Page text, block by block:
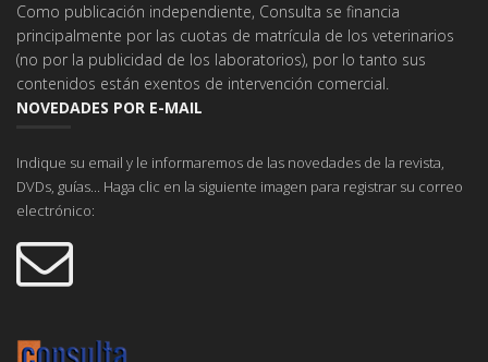
Como publicación independiente, Consulta se financia
principalmente por las cuotas de matrícula de los veterinarios
(no por la publicidad de los laboratorios), por lo tanto sus
contenidos están exentos de intervención comercial.
NOVEDADES POR E-MAIL
Indique su email y le informaremos de las novedades de la revista,
DVDs, guías... Haga clic en la siguiente imagen para registrar su correo
electrónico: